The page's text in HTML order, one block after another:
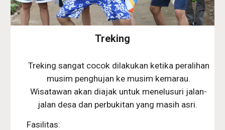
Treking
Treking sangat cocok dilakukan ketika peralihan
musim penghujan ke musim kemarau.
Wisatawan akan diajak untuk menelusuri jalan-
jalan desa dan perbukitan yang masih asri.
Fasilitas: